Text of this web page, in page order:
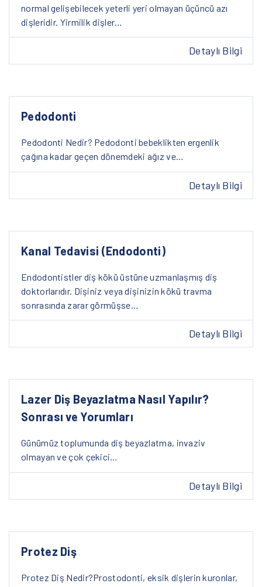
normal gelişebilecek yeterli yeri olmayan üçüncü azı
dişleridir. Yirmilik dişler…
Detaylı Bilgi
Pedodonti
Pedodonti Nedir? Pedodonti bebeklikten ergenlik
çağına kadar geçen dönemdeki ağız ve…
Detaylı Bilgi
Kanal Tedavisi (Endodonti)
Endodontistler diş kökü üstüne uzmanlaşmış diş
doktorlarıdır. Dişiniz veya dişinizin kökü travma
sonrasında zarar görmüşse…
Detaylı Bilgi
Lazer Diş Beyazlatma Nasıl Yapılır?
Sonrası ve Yorumları
Günümüz toplumunda diş beyazlatma, invaziv
olmayan ve çok çekici…
Detaylı Bilgi
Protez Diş
Protez Diş Nedir?Prostodonti, eksik dişlerin kuronlar,